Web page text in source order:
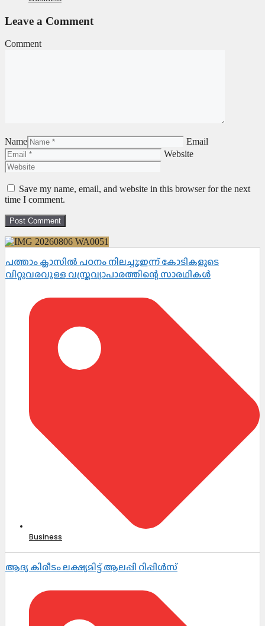
Leave a Comment
Comment
Name
Email
Website
Save my name, email, and website in this browser for the next
time I comment.
പത്താം ക്ലാസിൽ പഠനം നിലച്ചു;ഇന്ന് കോടികളുടെ
വിറ്റുവരവുള്ള വസ്ത്രവ്യാപാരത്തിന്റെ സാരഥികൾ
Business
ആദ്യ കിരീടം ലക്ഷ്യമിട്ട് ആലപ്പി റിപ്പിൾസ്